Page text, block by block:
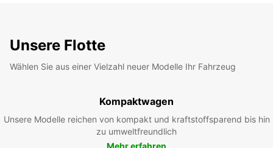
Unsere Flotte
Wählen Sie aus einer Vielzahl neuer Modelle Ihr Fahrzeug
Kompaktwagen
Unsere Modelle reichen von kompakt und kraftstoffsparend bis hin
zu umweltfreundlich
Mehr erfahren